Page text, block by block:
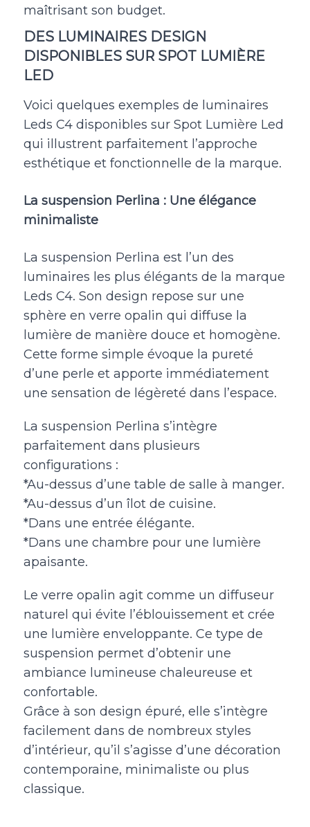
maîtrisant son budget.
DES LUMINAIRES DESIGN
DISPONIBLES SUR SPOT LUMIÈRE
LED
Voici quelques exemples de luminaires
Leds C4 disponibles sur Spot Lumière Led
qui illustrent parfaitement l’approche
esthétique et fonctionnelle de la marque.
La suspension Perlina : Une élégance
minimaliste
La suspension Perlina est l’un des
luminaires les plus élégants de la marque
Leds C4. Son design repose sur une
sphère en verre opalin qui diffuse la
lumière de manière douce et homogène.
Cette forme simple évoque la pureté
d’une perle et apporte immédiatement
une sensation de légèreté dans l’espace.
La suspension Perlina s’intègre
parfaitement dans plusieurs
configurations :
*Au-dessus d’une table de salle à manger.
*Au-dessus d’un îlot de cuisine.
*Dans une entrée élégante.
*Dans une chambre pour une lumière
apaisante.
Le verre opalin agit comme un diffuseur
naturel qui évite l’éblouissement et crée
une lumière enveloppante. Ce type de
suspension permet d’obtenir une
ambiance lumineuse chaleureuse et
confortable.
Grâce à son design épuré, elle s’intègre
facilement dans de nombreux styles
d’intérieur, qu’il s’agisse d’une décoration
contemporaine, minimaliste ou plus
classique.